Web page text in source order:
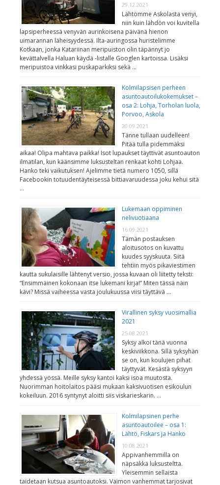
29.12.2021
Lähtömme Askolasta venyi,
niin kuin lähdön voi kuvitella
lapsiperheessä venyvän aurinkoisena päivänä hienon
uimarannan läheisyydessä. Ilta-auringossa huristelimme
Kotkaan, jonka Katariinan meripuiston olin täpännyt jo
kevättalvella Haluan käydä -listalle Googlen kartoissa. Lisäksi
meripuistoa vinkkasi puskaparkiksi sekä …
Kolmilapsisen perheen
asuntoautoilukokemukset –
osa 2: Lohja, Torholan luola,
Porvoo, Askola
20.09.2021
Tänne tullaan uudelleen!
Pitää tulla pidemmäksi
aikaa! Olipa mahtava paikka! Isot lupaukset täyttivät asuntoauton
ilmatilan, kun käänsimme luksusteltan renkaat kohti Lohjaa.
Hanko teki vaikutuksen! Ajelimme tietä numero 1050, sillä
Facebookin totuudentäyteisessä bittiavaruudessa joku kehui sitä
…
Lukemaan oppiminen
nelivuotiaana
16.09.2021
Tämän postauksen
aloitusotos on kuvattu
kuudes syyskuuta. Siitä
tehtiin myös pikaviestimen
kautta sukulaisille lähtenyt versio, jossa kuvaan oli liitetty teksti:
“Ensimmäinen kokonaan itse lukemani kirja!” Miten tässä näin
kävi? Missä vaiheessa vasta joulukuussa viisi täyttävä …
Virallinen syksy vuosimallia
2021
25.08.2021
Syksy alkoi tänä vuonna
keskiviikkona. Sillä syksyhän
se on, kun koulujen pihat
täyttyvät. Kesästä syksyyn
yhdessä yössä. Meille syksy kantoi kaksi isoa muutosta.
Nuorimman hoitolaitos pääsi mukaan kaksivuotisen esikoulun
kokeiluun. 2016 syntynyt aloitti siis viskarieskarin. …
Kolmilapsinen perhe
asuntoautoilee – osa 1:
Lähtö, Fiskars ja Hanko
10.08.2021
Appivanhemmilla on
näpsäkkä luksusteltta.
Yleisemmin sellaista
taidetaan kutsua asuntoautoksi. Vaimon vanhemmat tarjosivat